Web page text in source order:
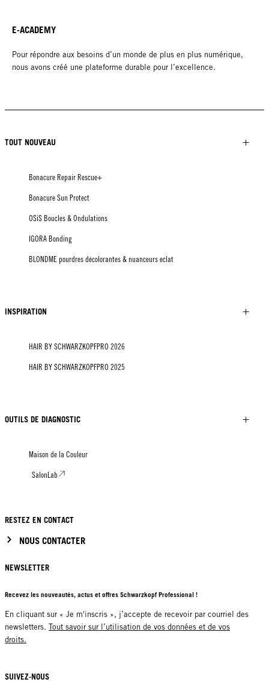
E-ACADEMY
Pour répondre aux besoins d’un monde de plus en plus numérique,
nous avons créé une plateforme durable pour l’excellence.
TOUT NOUVEAU
Bonacure Repair Rescue+
Bonacure Sun Protect
OSiS Boucles & Ondulations
IGORA Bonding
BLONDME pourdres décolorantes & nuanceurs eclat
INSPIRATION
HAIR BY SCHWARZKOPFPRO 2026
HAIR BY SCHWARZKOPFPRO 2025
OUTILS DE DIAGNOSTIC
Maison de la Couleur
SalonLab
RESTEZ EN CONTACT
NOUS CONTACTER
NEWSLETTER
Recevez les nouveautés, actus et offres Schwarzkopf Professional !
En cliquant sur « Je m'inscris », j’accepte de recevoir par courriel des
newsletters. Tout savoir sur l’utilisation de vos données et de vos
droits.
SUIVEZ-NOUS